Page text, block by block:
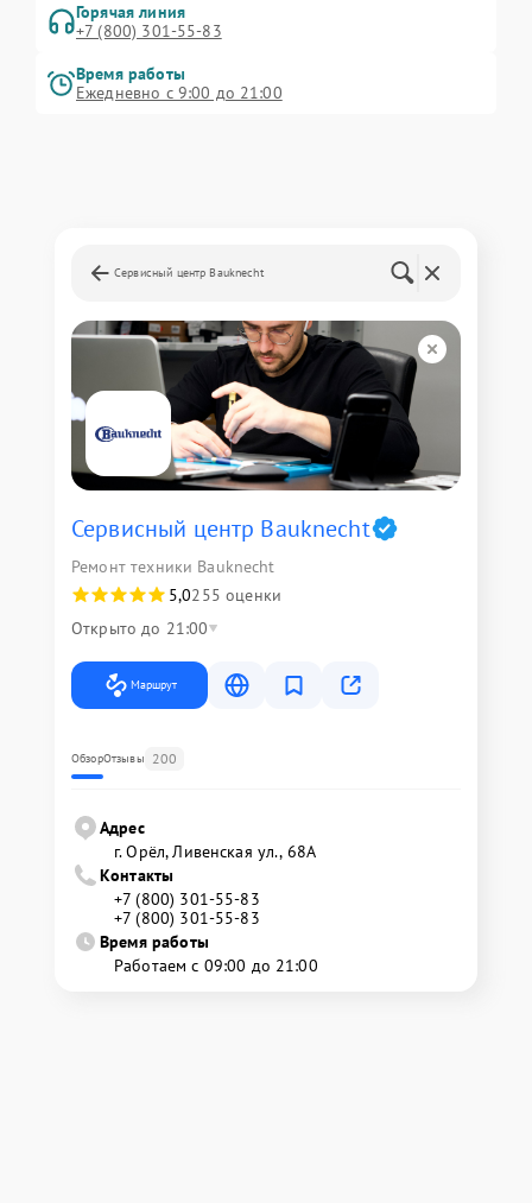
Горячая линия
+7 (800) 301-55-83
Время работы
Ежедневно с 9:00 до 21:00
Сервисный центр Bauknecht
Сервисный центр Bauknecht
Ремонт техники Bauknecht
5,0255 оценки
Открыто до 21:00
Маршрут
ОбзорОтзывы 200
Адрес
г. Орёл, Ливенская ул., 68А
Контакты
+7 (800) 301-55-83
+7 (800) 301-55-83
Время работы
Работаем с 09:00 до 21:00